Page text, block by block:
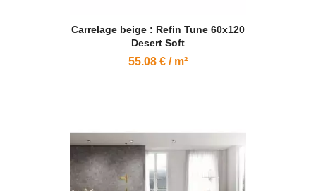
Carrelage beige : Refin Tune 60x120
Desert Soft
55.08 € / m²